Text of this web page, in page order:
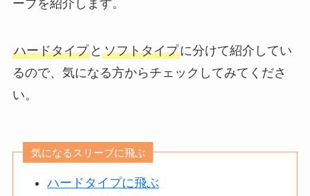
ーブを紹介します。
ハードタイプと ソフトタイプに分けて紹介してい
るので、気になる方からチェックしてみてくださ
い。
気になるスリーブに飛ぶ
ハードタイプに飛ぶ